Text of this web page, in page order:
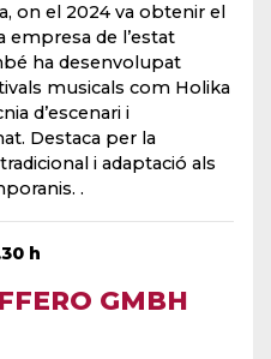
on el 2024 va obtenir el
empresa de l’estat
ha desenvolupat
musicals com Holika
d’escenari i
Destaca per la
i adaptació als
.
h
GMBH